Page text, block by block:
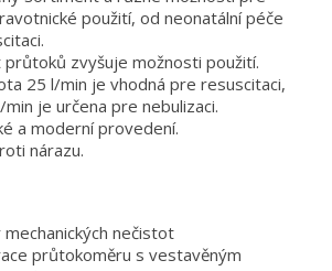
použití, od neonatální péče
průtoků zvyšuje možnosti použití.
25 l/min je vhodná pre resuscitaci,
je určena pre nebulizaci.
a moderní provedení.
nárazu.
nečistot
průtokoměru s vestavěným